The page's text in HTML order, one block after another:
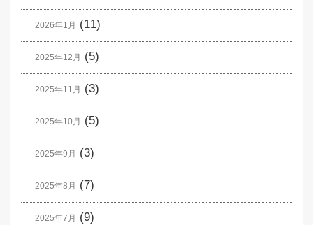
2026年1月 (11)
2025年12月 (5)
2025年11月 (3)
2025年10月 (5)
2025年9月 (3)
2025年8月 (7)
2025年7月 (9)